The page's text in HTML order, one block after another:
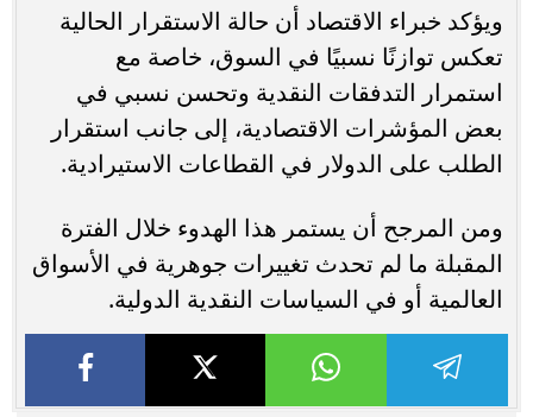
ويؤكد خبراء الاقتصاد أن حالة الاستقرار الحالية
تعكس توازنًا نسبيًا في السوق، خاصة مع
استمرار التدفقات النقدية وتحسن نسبي في
بعض المؤشرات الاقتصادية، إلى جانب استقرار
الطلب على الدولار في القطاعات الاستيرادية.
ومن المرجح أن يستمر هذا الهدوء خلال الفترة
المقبلة ما لم تحدث تغييرات جوهرية في الأسواق
العالمية أو في السياسات النقدية الدولية.